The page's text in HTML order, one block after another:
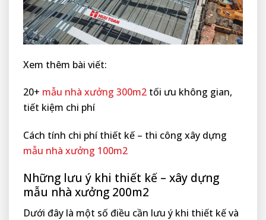
Xem thêm bài viết:
20+ mẫu nhà xưởng 300m2 tối ưu không gian,
tiết kiệm chi phí
Cách tính chi phí thiết kế – thi công xây dựng
mẫu nhà xưởng 100m2
Những lưu ý khi thiết kế – xây dựng
mẫu nhà xưởng 200m2
Dưới đây là một số điều cần lưu ý khi thiết kế và